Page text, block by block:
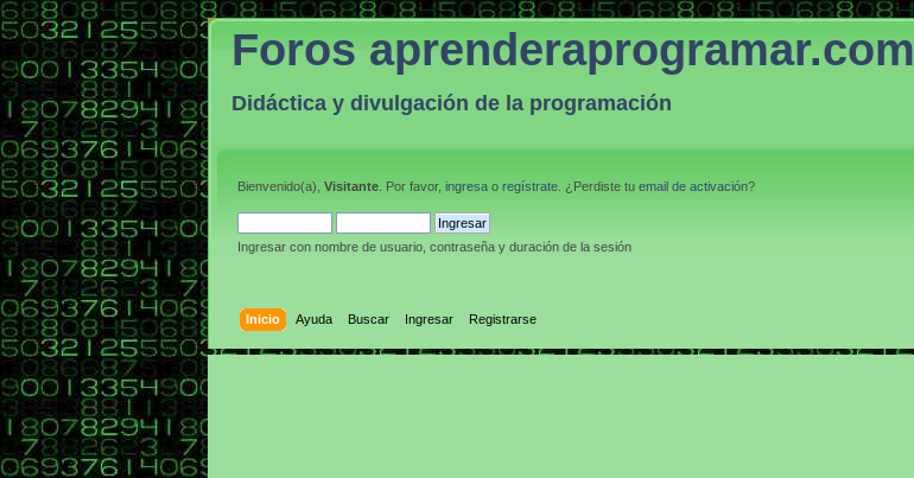
Foros aprenderaprogramar.com
Didáctica y divulgación de la programación
Bienvenido(a), Visitante . Por favor, ingresa o regístrate . ¿Perdiste tu email de activación?
Ingresar con nombre de usuario, contraseña y duración de la sesión
Inicio Ayuda Buscar Ingresar Registrarse